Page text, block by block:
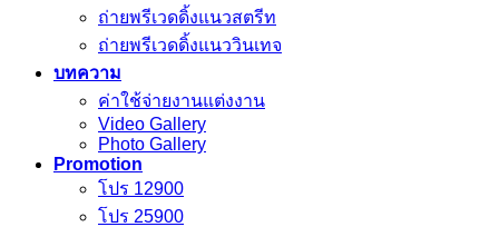
ถ่ายพรีเวดดิ้งแนวสตรีท
ถ่ายพรีเวดดิ้งแนววินเทจ
บทความ
ค่าใช้จ่ายงานแต่งงาน
Video Gallery
Photo Gallery
Promotion
โปร 12900
โปร 25900